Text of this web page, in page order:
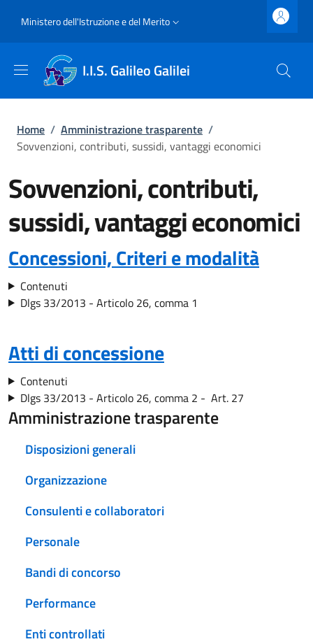
Slim top
Ministero dell'Istruzione e del Merito
I.I.S. Galileo Galilei
Briciole di pane
Home / Amministrazione trasparente /
Sovvenzioni, contributi, sussidi, vantaggi economici
Sovvenzioni, contributi,
sussidi, vantaggi economici
Concessioni, Criteri e modalità
Contenuti
Dlgs 33/2013 - Articolo 26, comma 1
Atti di concessione
Contenuti
Dlgs 33/2013 - Articolo 26, comma 2 - Art. 27
Amministrazione trasparente
Disposizioni generali
Organizzazione
Consulenti e collaboratori
Personale
Bandi di concorso
Performance
Enti controllati